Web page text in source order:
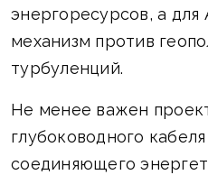
энергоресурсов, а
механизм против
турбуленций.
Не менее важен
глубоководного
соединяющего